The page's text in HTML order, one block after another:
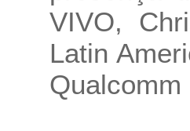
VIVO,
Latin
Qualcomm